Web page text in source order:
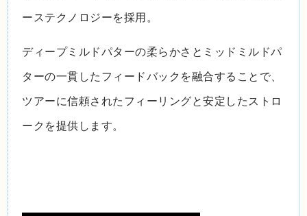
ーステクノロジーを採用。
ディープミルドパターの柔らかさとミッドミルドパ
ターの一貫したフィードバックを融合することで、
ツアーに信頼されたフィーリングと安定したストロ
ークを提供します。